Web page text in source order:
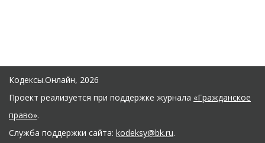
Кодексы.Онлайн, 2026
Проект реализуется при поддержке журнала «Гражданское
право».
Служба поддержки сайта: kodeksy@bk.ru.